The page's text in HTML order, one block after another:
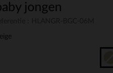
jongen